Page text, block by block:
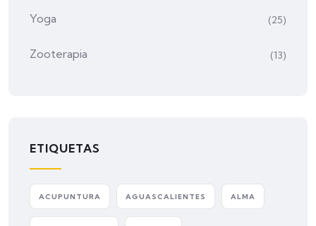
Yoga (25)
Zooterapia (13)
ETIQUETAS
ACUPUNTURA AGUASCALIENTES ALMA